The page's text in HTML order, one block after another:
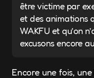
être victime par
et des animations
WAKFU et qu’on
excusons encore
Encore une fois,